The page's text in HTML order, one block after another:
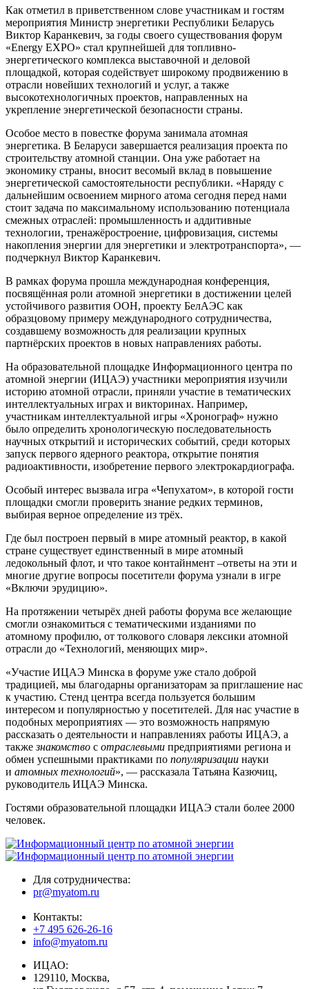
Как отметил в приветственном слове участникам и гостям
мероприятия Министр энергетики Республики Беларусь
Виктор Каранкевич, за годы своего существования форум
«Energy EXPO» стал крупнейшей для топливно-
энергетического комплекса выставочной и деловой
площадкой, которая содействует широкому продвижению в
отрасли новейших технологий и услуг, а также
высокотехнологичных проектов, направленных на
укрепление энергетической безопасности страны.
Особое место в повестке форума занимала атомная
энергетика. В Беларуси завершается реализация проекта по
строительству атомной станции. Она уже работает на
экономику страны, вносит весомый вклад в повышение
энергетической самостоятельности республики. «Наряду с
дальнейшим освоением мирного атома сегодня перед нами
стоит задача по максимальному использованию потенциала
смежных отраслей: промышленность и аддитивные
технологии, тренажёростроение, цифровизация, системы
накопления энергии для энергетики и электротранспорта», —
подчеркнул Виктор Каранкевич.
В рамках форума прошла международная конференция,
посвящённая роли атомной энергетики в достижении целей
устойчивого развития ООН, проекту БелАЭС как
образцовому примеру международного сотрудничества,
создавшему возможность для реализации крупных
партнёрских проектов в новых направлениях работы.
На образовательной площадке Информационного центра по
атомной энергии (ИЦАЭ) участники мероприятия изучили
историю атомной отрасли, приняли участие в тематических
интеллектуальных играх и викторинах. Например,
участникам интеллектуальной игры «Хронограф» нужно
было определить хронологическую последовательность
научных открытий и исторических событий, среди которых
запуск первого ядерного реактора, открытие понятия
радиоактивности, изобретение первого электрокардиографа.
Особый интерес вызвала игра «Чепухатом», в которой гости
площадки смогли проверить знание редких терминов,
выбирая верное определение из трёх.
Где был построен первый в мире атомный реактор, в какой
стране существует единственный в мире атомный
ледокольный флот, и что такое контайнмент –ответы на эти и
многие другие вопросы посетители форума узнали в игре
«Включи эрудицию».
На протяжении четырёх дней работы форума все желающие
смогли ознакомиться с тематическими изданиями по
атомному профилю, от толкового словаря лексики атомной
отрасли до «Технологий, меняющих мир».
«Участие ИЦАЭ Минска в форуме уже стало доброй
традицией, мы благодарны организаторам за приглашение нас
к участию. Стенд центра всегда пользуется большим
интересом и популярностью у посетителей. Для нас участие в
подобных мероприятиях — это возможность напрямую
рассказать о деятельности и направлениях работы ИЦАЭ, а
такжезнакомство с отраслевыми предприятиями региона и
обмен успешными практиками по популяризации науки
и атомных технологий», — рассказала Татьяна Казючиц,
руководитель ИЦАЭ Минска.
Гостями образовательной площадки ИЦАЭ стали более 2000
человек.
Для сотрудничества:
pr@myatom.ru
Контакты:
+7 495 626-26-16
info@myatom.ru
ИЦАО:
129110, Москва,